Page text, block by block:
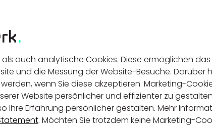
.
auch analytische Cookies. Diese ermöglichen das
und die Messung der Website-Besuche. Darüber
wenn Sie diese akzeptieren. Marketing-
Website persönlicher und effizienter zu
Ihre Erfahrung persönlicher gestalten. Mehr
. Möchten Sie trotzdem keine Marketing-